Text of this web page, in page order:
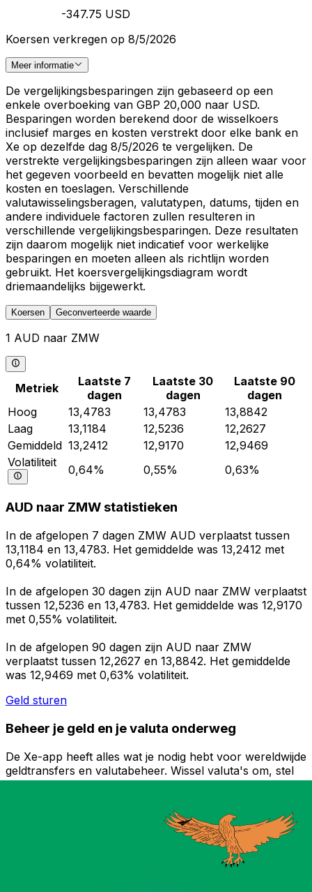
-347.75 USD
Koersen verkregen op 8/5/2026
Meer informatie
De vergelijkingsbesparingen zijn gebaseerd op een
enkele overboeking van GBP 20,000 naar USD.
Besparingen worden berekend door de wisselkoers
inclusief marges en kosten verstrekt door elke bank en
Xe op dezelfde dag 8/5/2026 te vergelijken. De
verstrekte vergelijkingsbesparingen zijn alleen waar voor
het gegeven voorbeeld en bevatten mogelijk niet alle
kosten en toeslagen. Verschillende
valutawisselingsberagen, valutatypen, datums, tijden en
andere individuele factoren zullen resulteren in
verschillende vergelijkingsbesparingen. Deze resultaten
zijn daarom mogelijk niet indicatief voor werkelijke
besparingen en moeten alleen als richtlijn worden
gebruikt. Het koersvergelijkingsdiagram wordt
driemaandelijks bijgewerkt.
Koersen Geconverteerde waarde
1 AUD naar ZMW
Metriek
Laatste 7
dagen
Laatste 30
dagen
Laatste 90
dagen
Hoog
13,4783 13,4783
13,8842
Laag
13,1184 12,5236
12,2627
Gemiddeld 13,2412 12,9170
12,9469
Volatiliteit
0,64% 0,55% 0,63%
AUD naar ZMW statistieken
In de afgelopen 7 dagen ZMW AUD verplaatst tussen
13,1184 en 13,4783. Het gemiddelde was 13,2412 met
0,64% volatiliteit.
In de afgelopen 30 dagen zijn AUD naar ZMW verplaatst
tussen 12,5236 en 13,4783. Het gemiddelde was 12,9170
met 0,55% volatiliteit.
In de afgelopen 90 dagen zijn AUD naar ZMW
verplaatst tussen 12,2627 en 13,8842. Het gemiddelde
was 12,9469 met 0,63% volatiliteit.
Geld sturen
Beheer je geld en je valuta onderweg
De Xe-app heeft alles wat je nodig hebt voor wereldwijde
geldtransfers en valutabeheer. Wissel valuta's om, stel
koerswaarschuwingen in en maak geld over naar het